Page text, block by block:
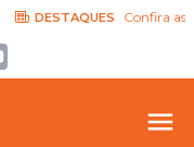
DESTAQUES Confira as